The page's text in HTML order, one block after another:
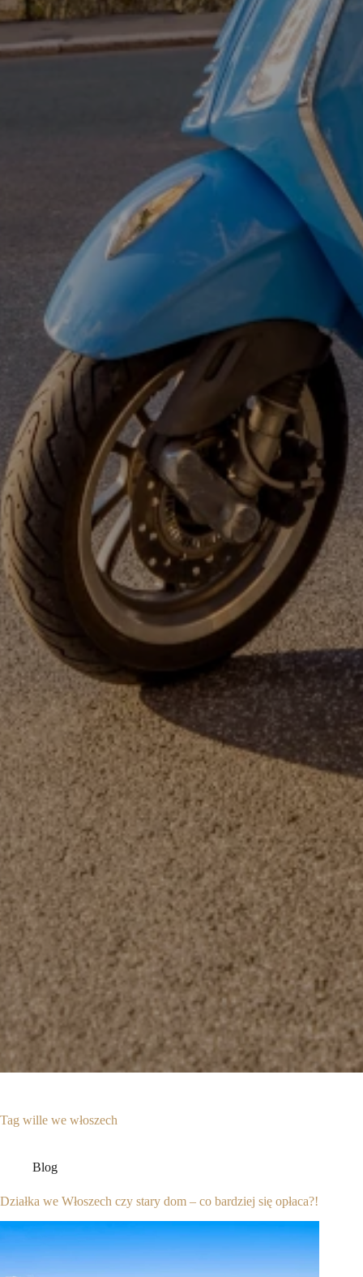
Tag wille we włoszech
Blog
Działka we Włoszech czy stary dom – co bardziej się opłaca?!